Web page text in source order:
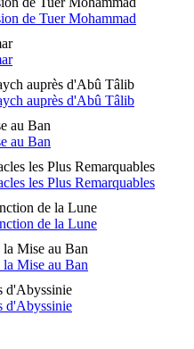
de Tuer Mohammad
auprès d'Abû Tâlib
auprès d'Abû Tâlib
au Ban
au Ban
les Plus Remarquables
les Plus Remarquables
de la Lune
de la Lune
Mise au Ban
Mise au Ban
d'Abyssinie
d'Abyssinie